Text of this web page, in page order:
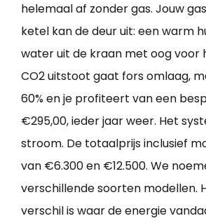
helemaal af zonder gas. Jouw
ketel kan de deur uit: een warm
water uit de kraan met oog voor
CO2 uitstoot gaat fors omlaag,
60% en je profiteert van een
€295,00, ieder jaar weer. Het
stroom. De totaalprijs inclusief
van €6.300 en €12.500. We
verschillende soorten modellen.
verschil is waar de energie